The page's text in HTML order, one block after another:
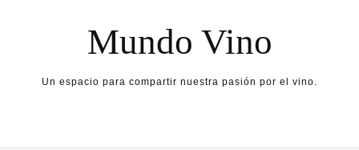
Mundo Vino
Un espacio para compartir nuestra pasión por el vino.